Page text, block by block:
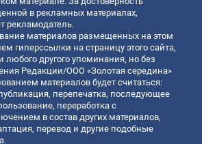
в рекламных материалах,
рекламодатель.
материалов размещенных на этом
гиперссылки на страницу этого сайта,
любого другого упоминания, но без
Редакции/ООО «Золотая середина»
материалов будет считаться:
перепечатка, последующее
переработка с
в состав других материалов,
перевод и другие подобные